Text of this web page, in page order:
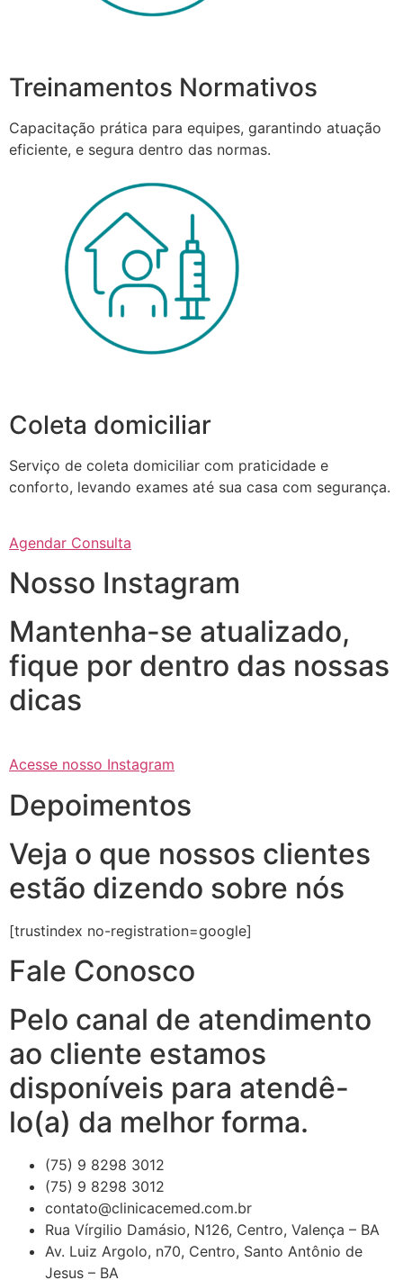
Treinamentos Normativos
Capacitação prática para equipes, garantindo atuação
eficiente, e segura dentro das normas.
Coleta domiciliar
Serviço de coleta domiciliar com praticidade e
conforto, levando exames até sua casa com segurança.
Agendar Consulta
Nosso Instagram
Mantenha-se atualizado,
fique por dentro das nossas
dicas
Acesse nosso Instagram
Depoimentos
Veja o que nossos clientes
estão dizendo sobre nós
[trustindex no-registration=google]
Fale Conosco
Pelo canal de atendimento
ao cliente estamos
disponíveis para atendê-
lo(a) da melhor forma.
(75) 9 8298 3012
(75) 9 8298 3012
contato@clinicacemed.com.br
Rua Vírgilio Damásio, N126, Centro, Valença – BA
Av. Luiz Argolo, n70, Centro, Santo Antônio de
Jesus – BA